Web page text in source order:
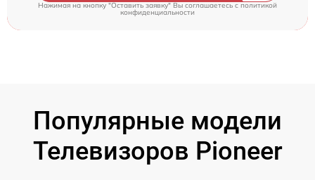
Нажимая на кнопку "Оставить заявку" Вы соглашаетесь c политикой
конфиденциальности
Популярные модели
Телевизоров Pioneer